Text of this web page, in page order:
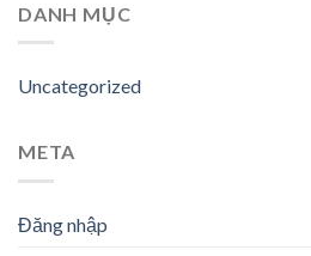
DANH MỤC
Uncategorized
META
Đăng nhập